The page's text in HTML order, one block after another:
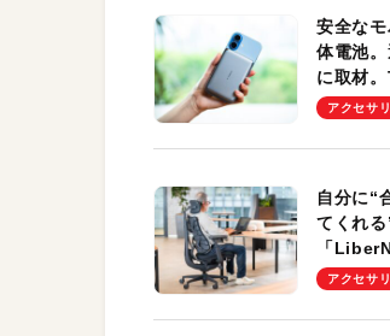
安全な
体電池
に取材
Pro」の
アクセサリ
自分に“
てくれ
「
わかっ
アクセサリ